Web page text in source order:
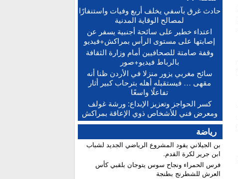
الطابق الثاني بورش بالمدينة العتيقة لمراكش
أخنوش: الاجتماع المغربي-الفرنسي يطلق
التنفيذ العملي للشراكة الاستثنائية
15:13 :
“حصيلة إيجابية”.. فرنسا والمغرب يعززان
التعاون الأمني والاقتصادي بمعاهدات غير مسبوقة
15:06 :
الدكتورة أمل العباسي.. نموذج للأستاذة
الجامعية التي تجمع بين التميز الأكاديمي والالتزام
التربوي
12:16 :
بعد إجراء الاستدراكية.. الإعلان عن النتائج
النهائية للبكالوريا ونسبة النجاح تتجاوز 81 في المائة
حادث غرق بآسفي يخلف أربع وفيات واستنفارًا
لمصالح الوقاية المدنية
اعتداء خطير على سائحة أجنبية يسفر عن
إصابتها على مستوى الرأس بمراكش+فيديو
وقفة صامتة للصحافيين أمام وزارة الثقافة
بالرباط فيديو+صور
سائح مغربي يزور منزلا في الأردن ظنا أنه
مقهى … فيستقبله أهله بترحاب كبير أثار
تفاعلًا واسعًا
كسر الحواجز وتعزيز الإبداع: ورشة غولف
ومعرض فني للأشخاص ذوي الإعاقة بمراكش
رياضة
بن الجيلاني يقود المشروع الرياضي الجديد لشباب
ابن جرير لكرة القدم.
فرس الحمراء ونجاح سوس يتوجان بلقبي كأس
العرش للشطرنج بطنجة